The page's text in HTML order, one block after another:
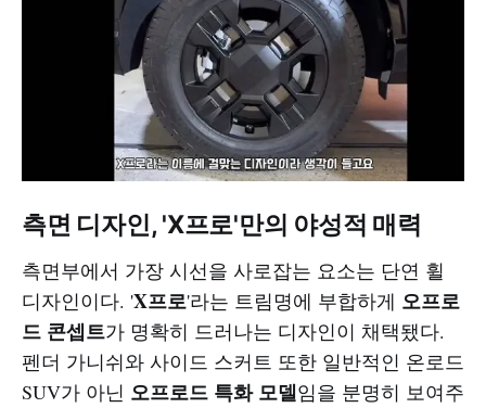
측면 디자인, 'X프로'만의 야성적 매력
측면부에서 가장 시선을 사로잡는 요소는 단연 휠
디자인이다. 'X프로'라는 트림명에 부합하게 오프로
드 콘셉트가 명확히 드러나는 디자인이 채택됐다.
펜더 가니쉬와 사이드 스커트 또한 일반적인 온로드
SUV가 아닌 오프로드 특화 모델임을 분명히 보여주